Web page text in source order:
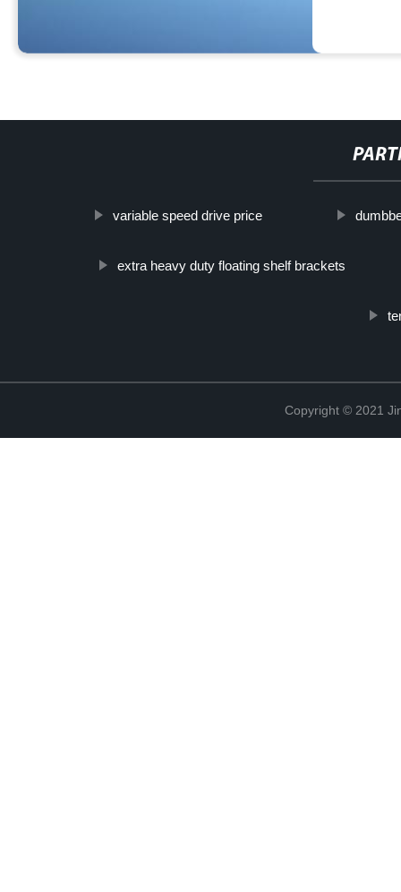
variable speed drive price
extra heavy duty floating shelf brackets
Copyright © 2021